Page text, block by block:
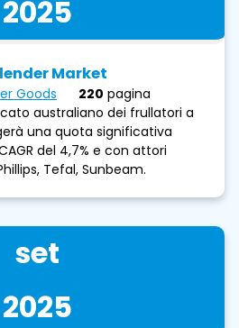
2025
Market
Goods 220 pagina
australiano dei frullatori a
una quota significativa
del 4,7% e con attori
Tefal, Sunbeam.
set
2025